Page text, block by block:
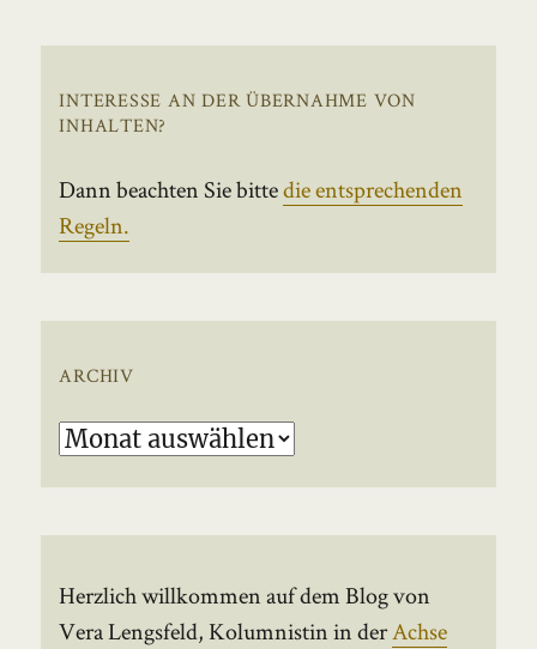
INTERESSE AN DER ÜBERNAHME VON
INHALTEN?
Dann beachten Sie bittedie entsprechenden
Regeln.
ARCHIV
Archiv
Herzlich willkommen auf dem Blog von
Vera Lengsfeld, Kolumnistin in derAchse